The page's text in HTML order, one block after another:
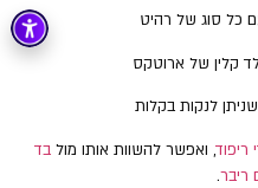
כל סוג של רהיט
קלין של ארוטקס
לנקות בקלות
ריפוד, ואפשר להשוות אותו מולבד
ריבר.